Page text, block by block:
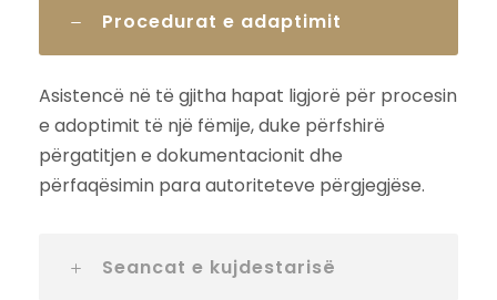
Procedurat e adaptimit
Asistencë në të gjitha hapat ligjorë për procesin
e adoptimit të një fëmije, duke përfshirë
përgatitjen e dokumentacionit dhe
përfaqësimin para autoriteteve përgjegjëse.
Seancat e kujdestarisë